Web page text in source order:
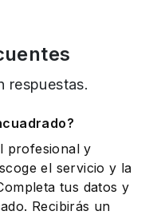
respuestas.
profesional y
el servicio y la
tus datos y
Recibirás un